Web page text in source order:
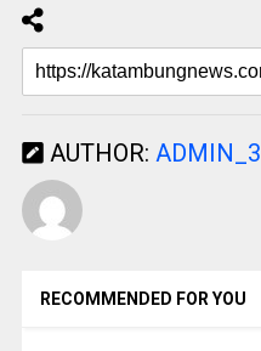
AUTHOR: ADMIN_3
RECOMMENDED FOR YOU